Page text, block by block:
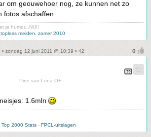
om geouwehoer nog, ze kunnen net zo
fotos afschaffen.
je humor...NU!!
meiden, zomer 2010
• zondag 12 juni 2011 @ 10:39 • 42
Pino van Luna O+
1.6mln
Top 2000 Stats - FPCL-uitslagen